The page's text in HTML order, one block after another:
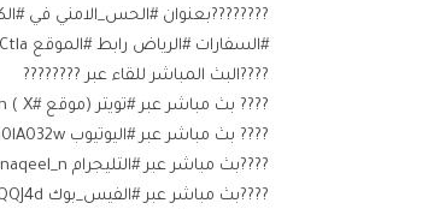
????????بعنوان #الحس_الامني في #الكتاب و
#السفارات #الرياض رابط #الموقع http://goo.gl/maps/xCtla
????البث المباشر للقاء عبر ????????
???? بث مباشر عبر #تويتر (موقع #X ) http://twitter.com/ibnaqeel_n
???? بث مباشر عبر #اليوتيوب https://www.youtube.com/channel/UCBaW9O9JgTmLsM4a0lA032w
????بث مباشر عبر #التليجرام ‏https://t.me/ibnaqeel_n
????بث مباشر عبر #الفيس_بوك ‏https://facebook.com/ibnaqeeln?mibextid=LQQJ4d ⁩